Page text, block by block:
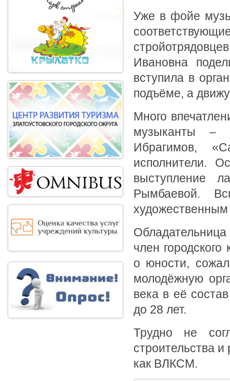
Уже в фойе
Ивановна
вступила в
подъёме, а
Много
музыканты –
Ибрагимов,
исполнители.
выступление
Рымбаевой.
художественным
член
о юности,
молодёжную
века в её
до 28 лет.
Трудно не
строительства
как ВЛКСМ.